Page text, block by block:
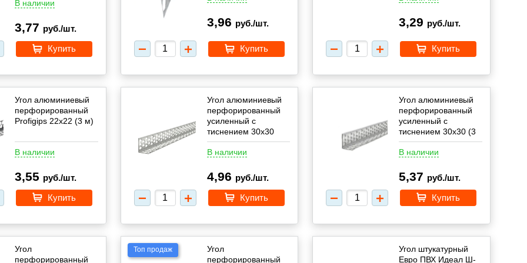
В наличии
3,77 руб./шт.
Купить
3,96 руб./шт.
Купить
3,29 руб./шт.
Купить
Угол алюминиевый
перфорированный
Profigips 22х22 (3 м)
В наличии
3,55 руб./шт.
Купить
Угол алюминиевый
перфорированный
усиленный с
тиснением 30х30
(2,5 м)
В наличии
4,96 руб./шт.
Купить
Угол алюминиевый
перфорированный
усиленный с
тиснением 30х30 (3
м)
В наличии
5,37 руб./шт.
Купить
Угол
перфорированный
Топ продаж
Угол
перфорированный
Угол штукатурный
Евро ПВХ Идеал Ш-